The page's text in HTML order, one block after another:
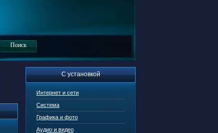
С установкой
Интернет и сети
Система
Графика и фото
Аудио и видео